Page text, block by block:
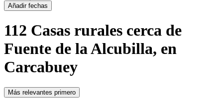
Añadir fechas
112 Casas rurales cerca de
Fuente de la Alcubilla, en
Carcabuey
Más relevantes primero